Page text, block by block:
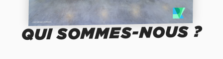
QUI SOMMES-NOUS ?